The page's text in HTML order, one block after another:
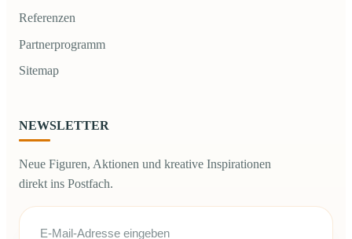
Referenzen
Partnerprogramm
Sitemap
NEWSLETTER
Neue Figuren, Aktionen und kreative Inspirationen
direkt ins Postfach.